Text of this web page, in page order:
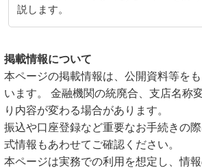
説します。
掲載情報について
本ページの掲載情報は、公開資料等を
います。 金融機関の統廃合、支店名称
り内容が変わる場合があります。
振込や口座登録など重要なお手続きの
式情報もあわせてご確認ください。
本ページは実務での利用を想定し、情